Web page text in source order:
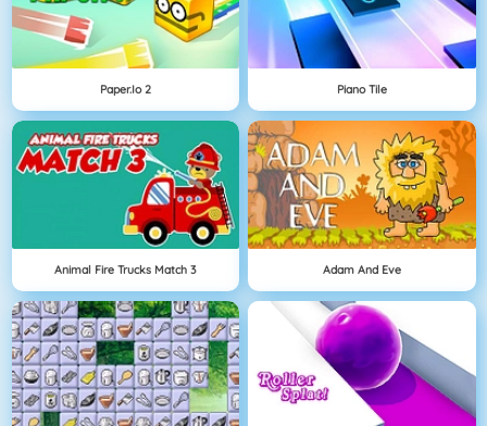
Paper.io 2 Piano Tile
Animal Fire Trucks Match 3 Adam And Eve